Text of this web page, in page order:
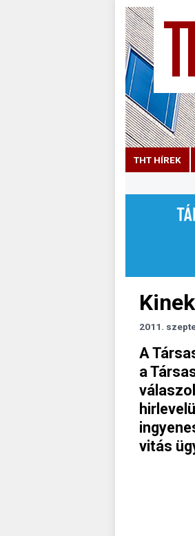
THT HÍREK
2011.
A
a
vitás